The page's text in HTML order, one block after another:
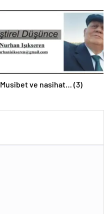
Musibet ve nasihat… (3)